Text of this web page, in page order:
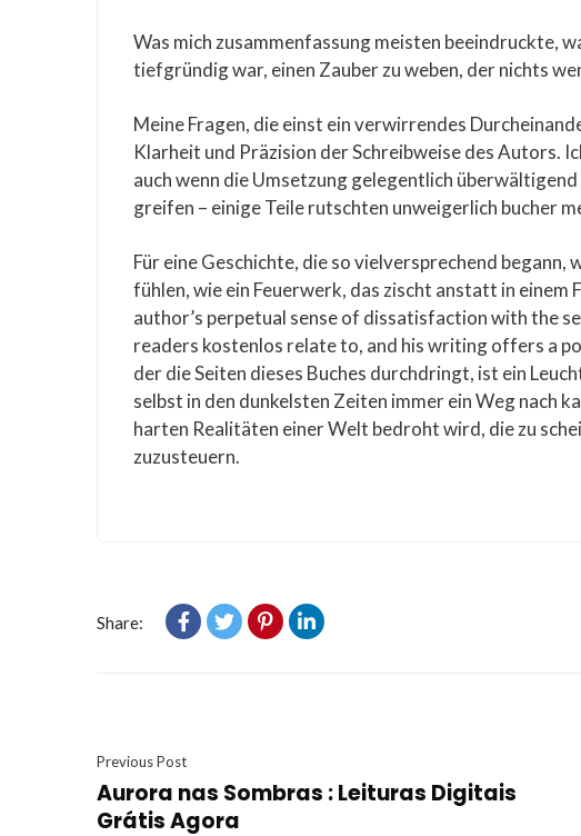
Was mich zusammenfassung meisten beeindruckte,
tiefgründig war, einen Zauber zu weben, der nichts
Meine Fragen, die einst ein verwirrendes
Klarheit und Präzision der Schreibweise des Autors.
auch wenn die Umsetzung gelegentlich
greifen – einige Teile rutschten unweigerlich bucher
Für eine Geschichte, die so vielversprechend
fühlen, wie ein Feuerwerk, das zischt anstatt in
author’s perpetual sense of dissatisfaction with the
readers kostenlos relate to, and his writing offers a
der die Seiten dieses Buches durchdringt, ist ein
selbst in den dunkelsten Zeiten immer ein Weg nach
harten Realitäten einer Welt bedroht wird, die zu
zuzusteuern.
Share:
Previous Post
Aurora nas Sombras : Leituras Digitais
Grátis Agora